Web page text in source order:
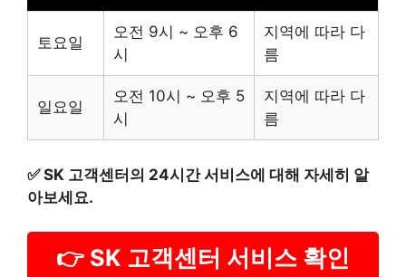
토요일
오전 9시 ~ 오후 6
시
지역에 따라 다
름
일요일
오전 10시 ~ 오후 5
시
지역에 따라 다
름
✅SK 고객센터의 24시간 서비스에 대해 자세히 알
아보세요.
👉 SK 고객센터 서비스 확인